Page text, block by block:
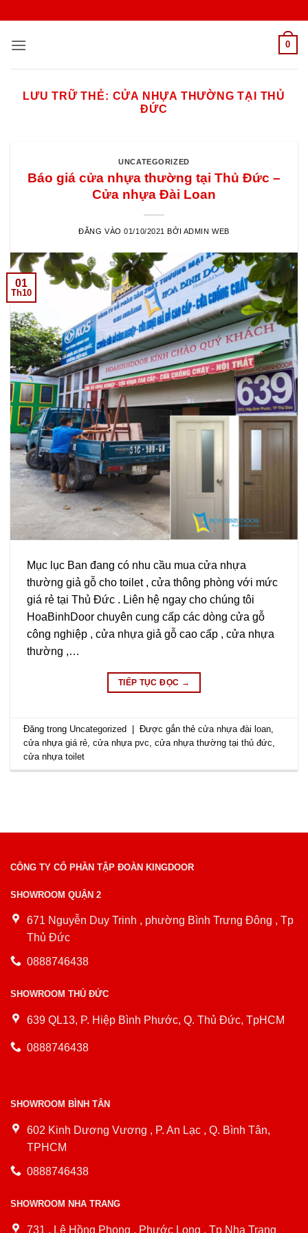
nội
0
LƯU TRỮ THẺ: CỬA NHỰA THƯỜNG TẠI THỦ
ĐỨC
UNCATEGORIZED
Báo giá cửa nhựa thường tại Thủ Đức –
Cửa nhựa Đài Loan
ĐĂNG VÀO01/10/2021 BỞI ADMIN WEB
01
Th10
Mục lục Ban đang có nhu cầu mua cửa nhựa
thường giả gỗ cho toilet , cửa thông phòng với mức
giá rẻ tại Thủ Đức . Liên hệ ngay cho chúng tôi
HoaBinhDoor chuyên cung cấp các dòng cửa gỗ
công nghiệp , cửa nhựa giả gỗ cao cấp , cửa nhựa
thường ,…
TIẾP TỤC ĐỌC →
Đăng trong Uncategorized Được gắn thẻcửa nhựa đài loan
cửa nhựa giá rẻ ,cửa nhựa pvc ,cửa nhựa thường tại thủ đức
cửa nhựa toilet
CÔNG TY CỔ PHẦN TẬP ĐOÀN KINGDOOR
SHOWROOM QUẬN 2
671 Nguyễn Duy Trinh , phường Bình Trưng Đông , Tp
Thủ Đức
0888746438
SHOWROOM THỦ ĐỨC
639 QL13, P. Hiệp Bình Phước, Q. Thủ Đức, TpHCM
0888746438
SHOWROOM BÌNH TÂN
602 Kinh Dương Vương , P. An Lạc , Q. Bình Tân,
TPHCM
0888746438
SHOWROOM NHA TRANG
731 , Lê Hồng Phong , Phước Long , Tp Nha Trang